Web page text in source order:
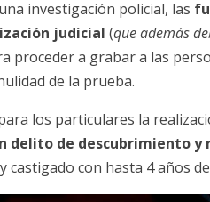
investigación policial, las
judicial (que además
proceder a grabar a las
de la prueba.
los particulares la
delito de descubrimiento y
castigado con hasta 4 años